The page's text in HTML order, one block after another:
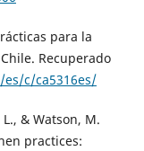
para la
Recuperado
c/ca5316es/
& Watson, M.
practices: